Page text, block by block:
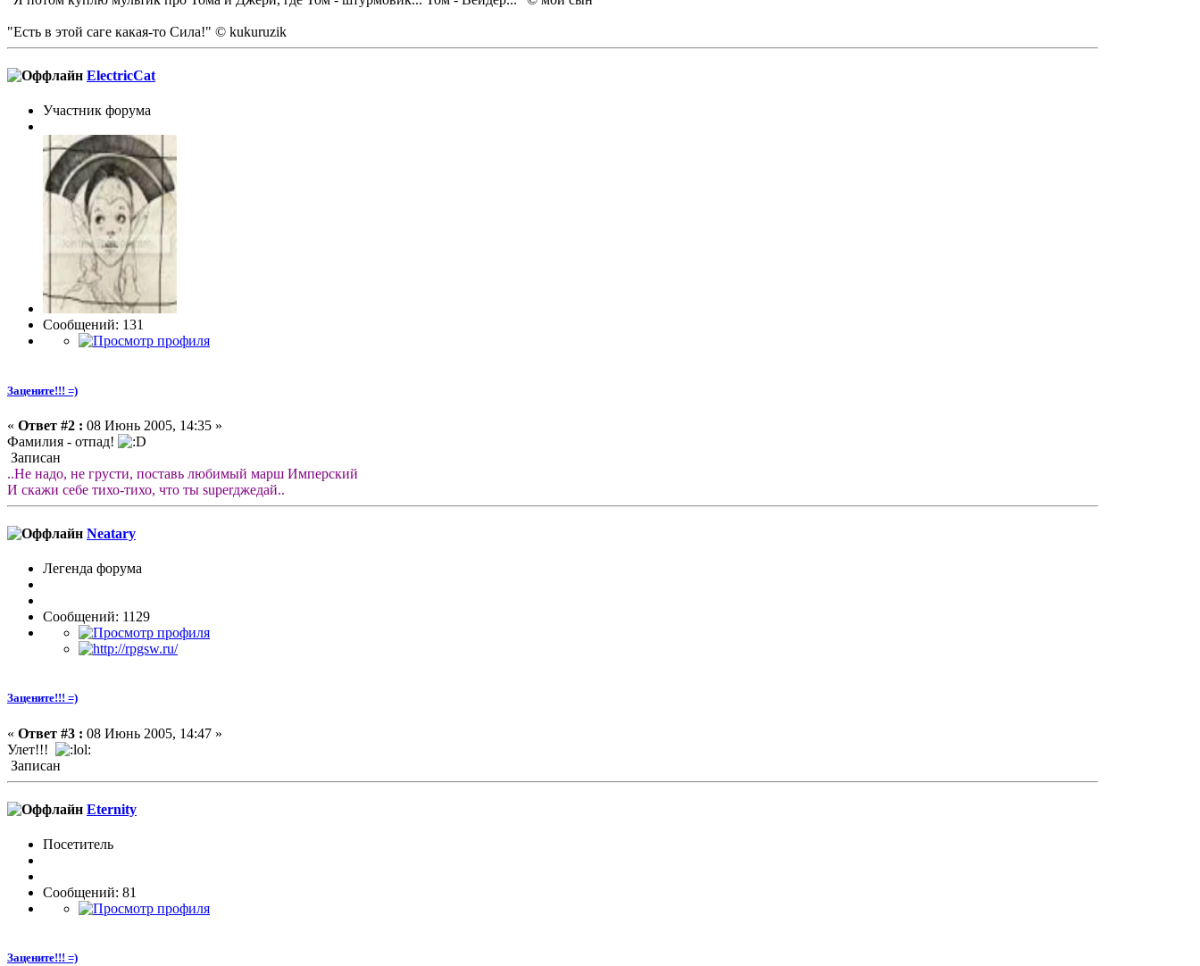
"Есть в этой саге какая-то Сила!" © kukuruzik
ElectricCat
Участник форума
Сообщений: 131
Зацените!!! =)
« Ответ #2 : 08 Июнь 2005, 14:35 »
Фамилия - отпад!
Записан
..Не надо, не грусти, поставь любимый марш Имперский
И скажи себе тихо-тихо, что ты superджедай..
Neatary
Легенда форума
Сообщений: 1129
Зацените!!! =)
« Ответ #3 : 08 Июнь 2005, 14:47 »
Улет!!!
Записан
Eternity
Посетитель
Сообщений: 81
Зацените!!! =)